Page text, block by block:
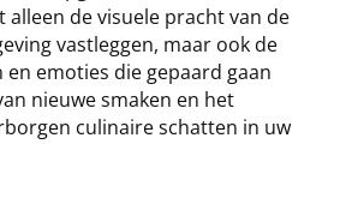
alleen de visuele pracht van de
vastleggen, maar ook de
emoties die gepaard gaan
nieuwe smaken en het
culinaire schatten in uw